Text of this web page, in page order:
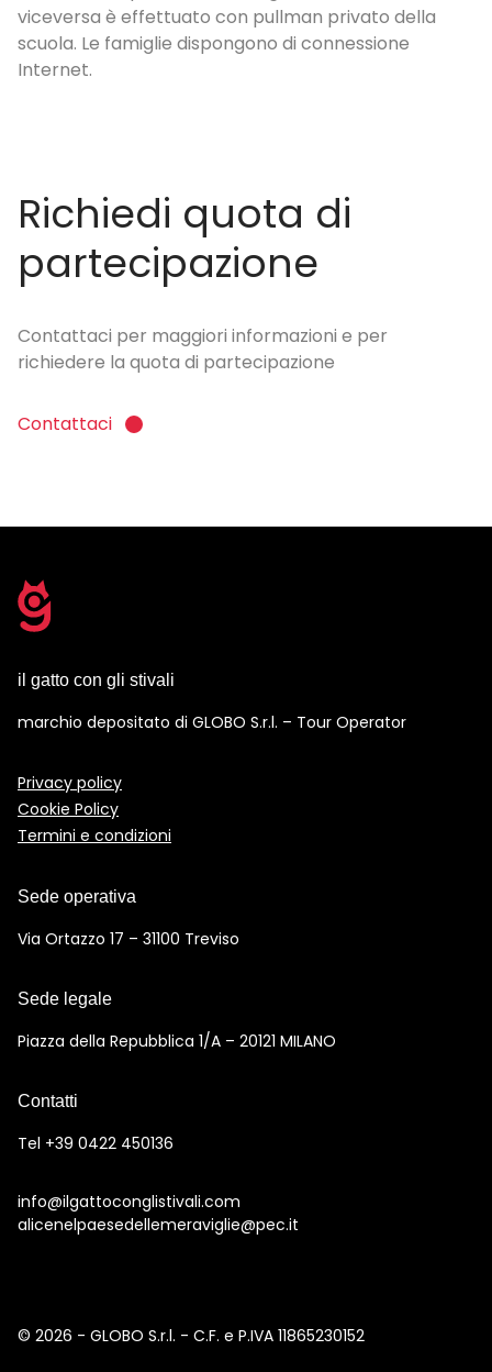
viceversa è effettuato con pullman privato della
scuola. Le famiglie dispongono di connessione
Internet.
Richiedi quota di
partecipazione
Contattaci per maggiori informazioni e per
richiedere la quota di partecipazione
Contattaci
il gatto con gli stivali
marchio depositato di GLOBO S.r.l. – Tour Operator
Privacy policy
Cookie Policy
Termini e condizioni
Sede operativa
Via Ortazzo 17 – 31100 Treviso
Sede legale
Piazza della Repubblica 1/A – 20121 MILANO
Contatti
Tel +39 0422 450136
info@ilgattoconglistivali.com
alicenelpaesedellemeraviglie@pec.it
© 2026 - GLOBO S.r.l. - C.F. e P.IVA 11865230152